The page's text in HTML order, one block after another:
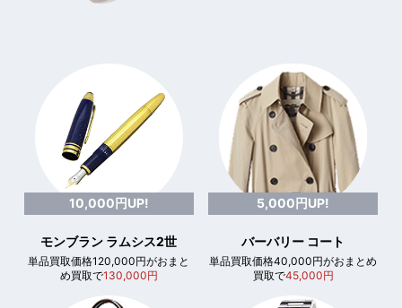
10,000円UP!
モンブラン ラムシス2世
単品買取価格120,000円がおまと
め買取で130,000円
5,000円UP!
バーバリー コート
単品買取価格40,000円がおまとめ
買取で45,000円